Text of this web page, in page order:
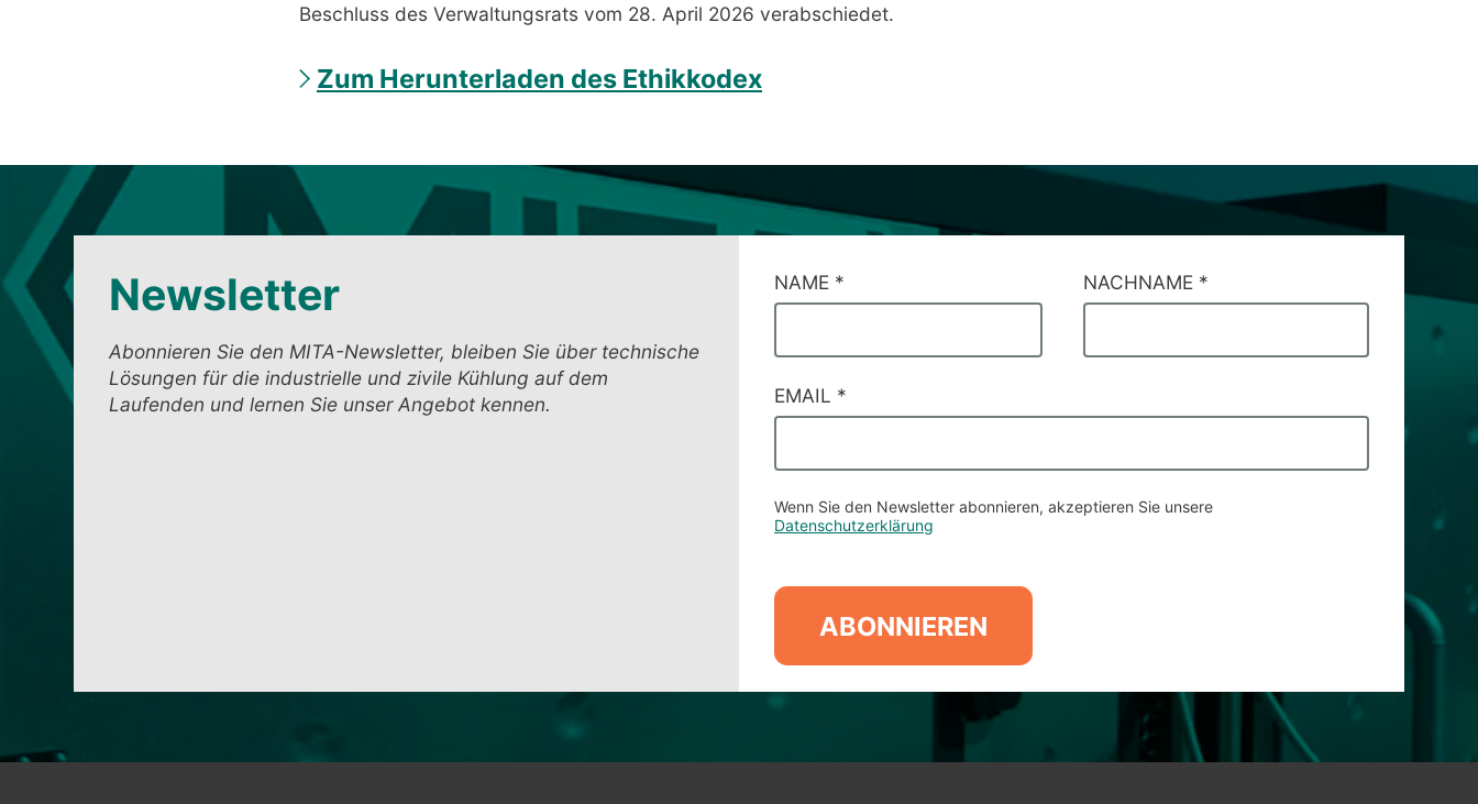
Beschluss des Verwaltungsrats vom 28. April 2026 verabschiedet.
Zum Herunterladen des Ethikkodex
Newsletter
Abonnieren Sie den MITA-Newsletter, bleiben Sie über technische
Lösungen für die industrielle und zivile Kühlung auf dem
Laufenden und lernen Sie unser Angebot kennen.
CAMPI
DI
#16
NAME * NACHNAME *
EMAIL *
Wenn Sie den Newsletter abonnieren, akzeptieren Sie unsere
Datenschutzerklärung
ABONNIEREN